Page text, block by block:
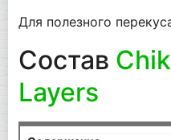
Для полезного
Состав
Layers